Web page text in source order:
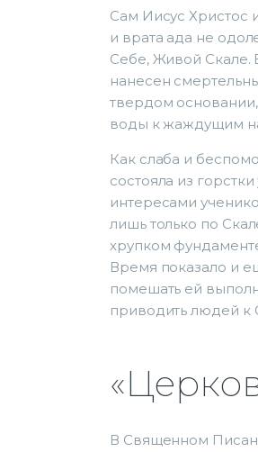
Сам Иисус Христос
и врата ада не
Себе, Живой Скале.
нанесен
твердом
воды к жаждущим
Как слаба и
состояла из
интересами
лишь только по
хрупком
Время показало и
помешать ей
приводить людей к
В Священном